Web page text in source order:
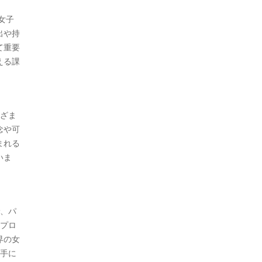
子
や持
重要
る課
ま
や可
れる
パ
ロ
の女
に